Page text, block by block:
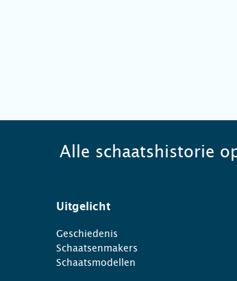
Alle schaatshistorie
Uitgelicht
Geschiedenis
Schaatsenmakers
Schaatsmodellen